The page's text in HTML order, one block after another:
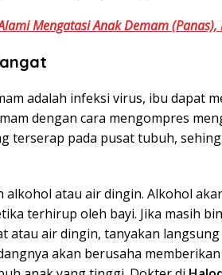
Mengatasi Anak Demam (Panas),
adalah infeksi virus, ibu dapat
dengan cara mengompres
terserap pada pusat tubuh,
alkohol atau air dingin. Alkohol
terhirup oleh bayi. Jika masih
atau air dingin, tanyakan
akan berusaha